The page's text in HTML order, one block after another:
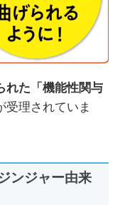
れた「機能性関与
受理されていま
ンジャー由来